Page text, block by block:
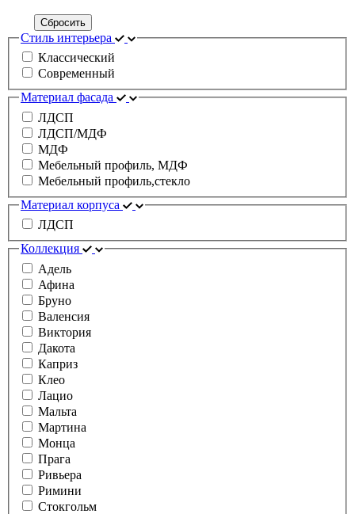
Сбросить
Стиль интерьера
Классический
Современный
Материал фасада
ЛДСП
ЛДСП/МДФ
МДФ
Мебельный профиль, МДФ
Мебельный профиль,стекло
Материал корпуса
ЛДСП
Коллекция
Адель
Афина
Бруно
Валенсия
Виктория
Дакота
Каприз
Клео
Лацио
Мальта
Мартина
Монца
Прага
Ривьера
Римини
Стокгольм